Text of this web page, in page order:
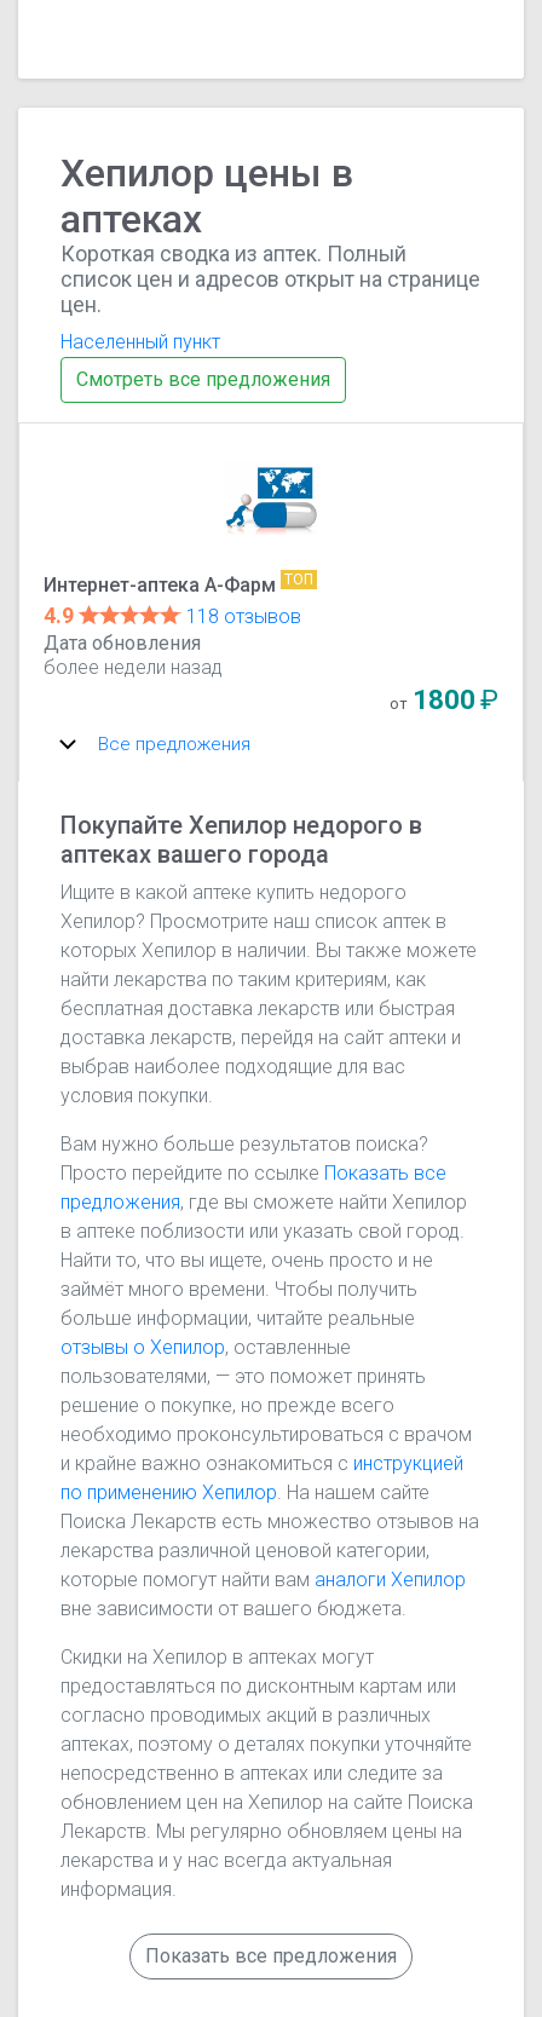
Хепилор цены в
аптеках
Короткая сводка из аптек. Полный
список цен и адресов открыт на странице
цен.
Населенный пункт
Смотреть все предложения
Интернет-аптека А-Фарм ТОП
4.9
118 отзывов
Дата обновления
более недели назад
от 1800₽
Все предложения
Покупайте Хепилор недорого в
аптеках вашего города
Ищите в какой аптеке купить недорого
Хепилор? Просмотрите наш список аптек в
которых Хепилор в наличии. Вы также можете
найти лекарства по таким критериям, как
бесплатная доставка лекарств или быстрая
доставка лекарств, перейдя на сайт аптеки и
выбрав наиболее подходящие для вас
условия покупки.
Вам нужно больше результатов поиска?
Просто перейдите по ссылке Показать все
предложения, где вы сможете найти Хепилор
в аптеке поблизости или указать свой город.
Найти то, что вы ищете, очень просто и не
займёт много времени. Чтобы получить
больше информации, читайте реальные
отзывы о Хепилор, оставленные
пользователями, — это поможет принять
решение о покупке, но прежде всего
необходимо проконсультироваться с врачом
и крайне важно ознакомиться с инструкцией
по применению Хепилор . На нашем сайте
Поиска Лекарств есть множество отзывов на
лекарства различной ценовой категории,
которые помогут найти вам аналоги Хепилор
вне зависимости от вашего бюджета.
Скидки на Хепилор в аптеках могут
предоставляться по дисконтным картам или
согласно проводимых акций в различных
аптеках, поэтому о деталях покупки уточняйте
непосредственно в аптеках или следите за
обновлением цен на Хепилор на сайте Поиска
Лекарств. Мы регулярно обновляем цены на
лекарства и у нас всегда актуальная
информация.
Показать все предложения